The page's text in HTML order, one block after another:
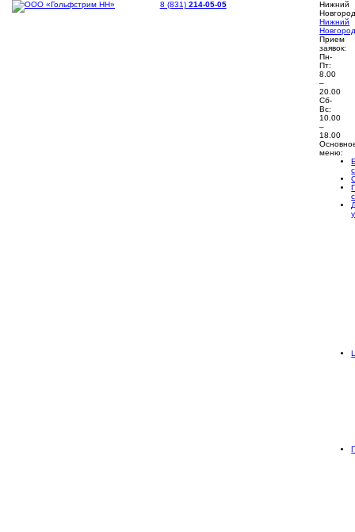
8 (831) 214-05-05
Нижний
Нижний
Прием
заявок:
Пн-
Пт:
8.00
–
20.00
Сб-
Вс:
10.00
–
18.00
меню: